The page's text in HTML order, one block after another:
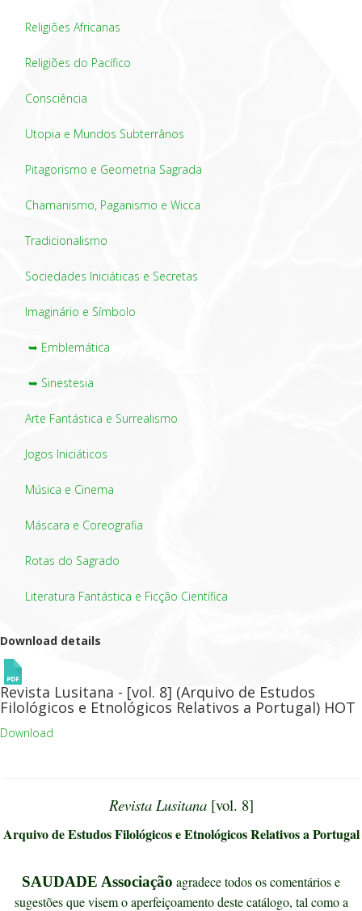
Religiões Africanas
Religiões do Pacífico
Consciência
Utopia e Mundos Subterrânos
Pitagorismo e Geometria Sagrada
Chamanismo, Paganismo e Wicca
Tradicionalismo
Sociedades Iniciáticas e Secretas
Imaginário e Símbolo
➥ Emblemática
➥ Sinestesia
Arte Fantástica e Surrealismo
Jogos Iniciáticos
Música e Cinema
Máscara e Coreografia
Rotas do Sagrado
Literatura Fantástica e Ficção Científica
Download details
Revista Lusitana - [vol. 8] (Arquivo de Estudos
Filológicos e Etnológicos Relativos a Portugal) HOT
Download
Revista Lusitana[vol. 8]
Arquivo de Estudos Filológicos e Etnológicos Relativos a Portugal
SAUDADE Associação agradece todos os comentários e
sugestões que visem o aperfeiçoamento deste catálogo, tal como a